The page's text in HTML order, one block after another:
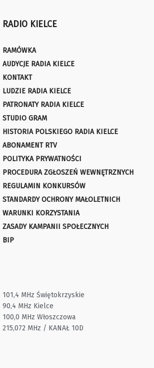
RADIO KIELCE
RAMÓWKA
AUDYCJE RADIA KIELCE
KONTAKT
LUDZIE RADIA KIELCE
PATRONATY RADIA KIELCE
STUDIO GRAM
HISTORIA POLSKIEGO RADIA KIELCE
ABONAMENT RTV
POLITYKA PRYWATNOŚCI
PROCEDURA ZGŁOSZEŃ WEWNĘTRZNYCH
REGULAMIN KONKURSÓW
STANDARDY OCHRONY MAŁOLETNICH
WARUNKI KORZYSTANIA
ZASADY KAMPANII SPOŁECZNYCH
BIP
101,4 MHz Świętokrzyskie
90,4 MHz Kielce
100,0 MHz Włoszczowa
215,072 MHz / KANAŁ 10D